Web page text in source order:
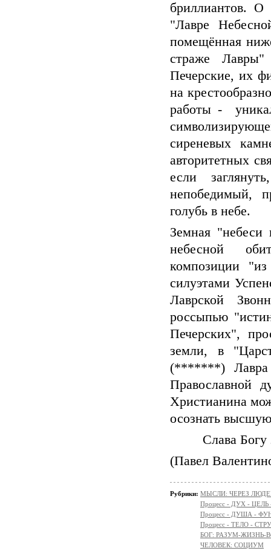
бриллиантов. О
"Лавре
помещённая
страже Лавры"
Печерские, их
на
работы -
сиреневых
авторитетных
если
непобедимый,
голубь в небе.
Земная "небеси
небесной
композиции
"из
силуэтами
Лаврской
россыпью
Печерских",
земли, в
(*******) Лавра
Православной
Христианина
осознать
Слава Богу
(Павел
Рубрики: МЫСЛИ: ЧЕРЕЗ
Процесс - ДУХ -
Процесс - ДУША -
Процесс - ТЕЛО -
БОГ: РАЗУМ-ЖИЗНЬ-
ЧЕЛОВЕК: СОЦИУМ